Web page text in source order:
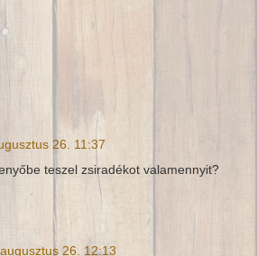
26. 11:37
teszel zsiradékot valamennyit?
26. 12:13